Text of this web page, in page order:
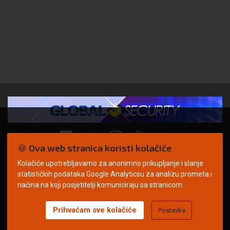
© Copyright 2026. | ARILEO
Uvjeti korištenja Politika privatnosti
Impressum
🍪 Ova web stranica koristi kolačiće
Kolačiće upotrebljavamo za anonimno prikupljanje i slanje
statističkih podataka Google Analyticsu za analizu prometa i
načina na koji posjetitelji komuniciraju sa stranicom.
Prihvaćam sve kolačiće Postavke